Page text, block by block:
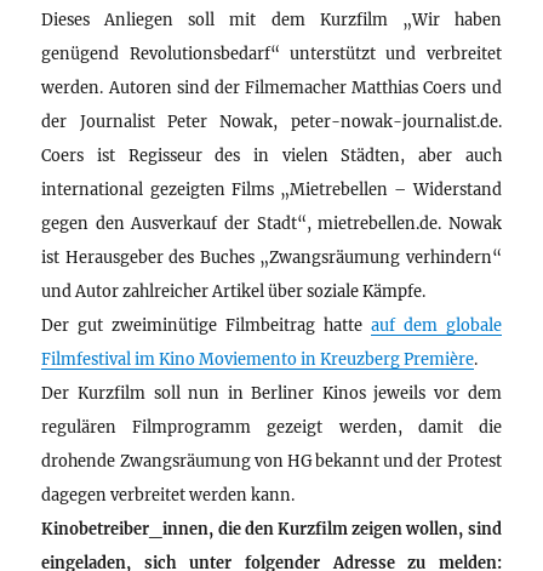
Dieses Anliegen soll mit dem Kurzfilm „Wir haben
genügend Revolutionsbedarf“ unterstützt und verbreitet
werden. Autoren sind der Filmemacher Matthias Coers und
der Journalist Peter Nowak, peter-nowak-journalist.de.
Coers ist Regisseur des in vielen Städten, aber auch
international gezeigten Films „Mietrebellen – Widerstand
gegen den Ausverkauf der Stadt“, mietrebellen.de. Nowak
ist Herausgeber des Buches „Zwangsräumung verhindern“
und Autor zahlreicher Artikel über soziale Kämpfe.
Der gut zweiminütige Filmbeitrag hatte auf dem globale
Filmfestival im Kino Moviemento in Kreuzberg Première.
Der Kurzfilm soll nun in Berliner Kinos jeweils vor dem
regulären Filmprogramm gezeigt werden, damit die
drohende Zwangsräumung von HG bekannt und der Protest
dagegen verbreitet werden kann.
Kinobetreiber_innen, die den Kurzfilm zeigen wollen, sind
eingeladen, sich unter folgender Adresse zu melden: